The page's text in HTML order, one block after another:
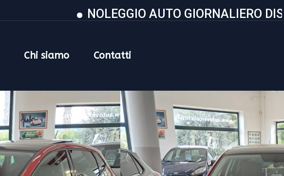
NOLEGGIO AUTO GIORNALIERO
Chi siamo Contatti